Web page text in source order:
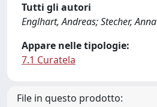
Tutti gli autori
Englhart, Andreas; Stecher, Anna
Appare nelle tipologie:
7.1 Curatela
File in questo prodotto: